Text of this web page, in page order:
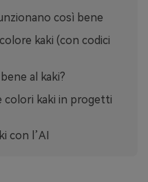
così bene
kaki (con codici
al kaki?
colori kaki in progetti
con l’AI